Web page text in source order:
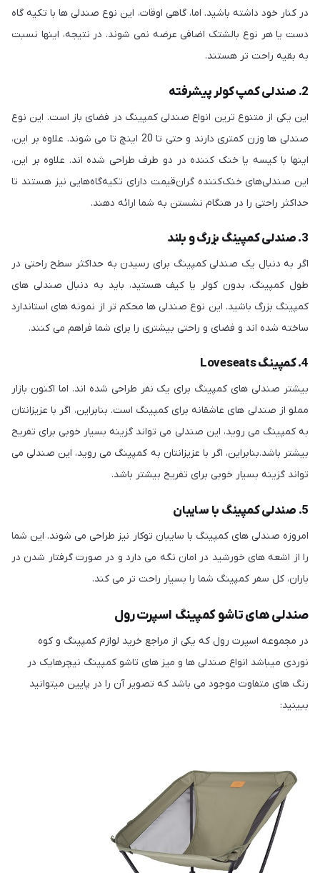
در کنار خود داشته باشید. اما، گاهی اوقات، این نوع صندلی ها با تکیه گاه
دست یا هر نوع بالشتک اضافی عرضه نمی شوند. در نتیجه، اینها نسبت
به بقیه راحت تر هستند.
2. صندلی کمپ کولر پیشرفته
این یکی از متنوع ترین انواع صندلی کمپینگ در فضای باز است. این نوع
صندلی ها وزن کمتری دارند و حتی تا 20 اینچ تا می شوند. علاوه بر این،
اینها با کیسه یا خنک کننده در دو طرف طراحی شده اند. علاوه بر این،
این صندلی‌های خنک‌کننده گران‌قیمت دارای تکیه‌گاه‌هایی نیز هستند تا
حداکثر راحتی را در هنگام نشستن به شما ارائه دهند.
3. صندلی کمپینگ بزرگ و بلند
اگر به دنبال یک صندلی کمپینگ برای رسیدن به حداکثر سطح راحتی در
طول کمپینگ، بدون کولر یا کیف هستید، باید به دنبال صندلی های
کمپینگ بزرگ باشید. این نوع صندلی ها محکم تر از نمونه های استاندارد
ساخته شده اند و فضای و راحتی بیشتری را برای شما فراهم می کنند.
4. کمپینگ Loveseats
بیشتر صندلی های کمپینگ برای یک نفر طراحی شده اند. اما اکنون بازار
مملو از صندلی های عاشقانه برای کمپینگ است. بنابراین، اگر با عزیزانتان
به کمپینگ می روید، این صندلی می تواند گزینه بسیار خوبی برای تفریح
بیشتر باشد.بنابراین، اگر با عزیزانتان به کمپینگ می روید، این صندلی می
تواند گزینه بسیار خوبی برای تفریح بیشتر باشد.
5. صندلی کمپینگ با سایبان
امروزه صندلی های کمپینگ با سایبان توکار نیز طراحی می شوند. این شما
را از اشعه های خورشید در امان نگه می دارد و در صورت گرفتار شدن در
باران، کل سفر کمپینگ شما را بسیار راحت تر می کند.
صندلی های تاشو کمپینگ اسپرت رول
در مجموعه اسپرت رول که یکی از مراجع خرید لوازم کمپینگ و کوه
نوردی میباشد انواع صندلی ها و میز های تاشو کمپینگ نیچرهایک در
رنگ های متفاوت موجود می باشد که تصویر آن را در پایین میتوانید
ببینید: